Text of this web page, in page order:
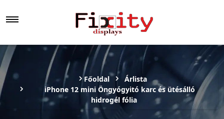
Főoldal
Árlista
iPhone 12 mini Öngyógyitó karc és ütésálló
hidrogél fólia